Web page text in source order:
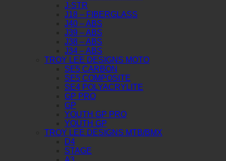
J-STR
J18 – FIBERGLASS
J40 – ABS
J39 – ABS
J38 – ABS
J34 – ABS
TROY LEE DESIGNS MOTO
SE5 CARBON
SE5 COMPOSITE
SE4 POLYACRYLITE
GP PRO
GP
YOUTH GP PRO
YOUTH GP
TROY LEE DESIGNS MTB/BMX
D4
STAGE